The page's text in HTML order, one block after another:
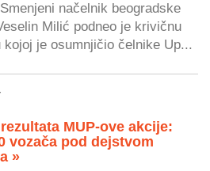
načelnik beogradske
Milić podneo je krivičnu
kojoj je osumnjičio čelnike Up...
MUP-ove akcije:
vozača pod dejstvom
»